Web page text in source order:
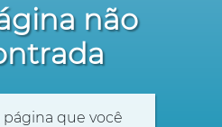
não
página que você